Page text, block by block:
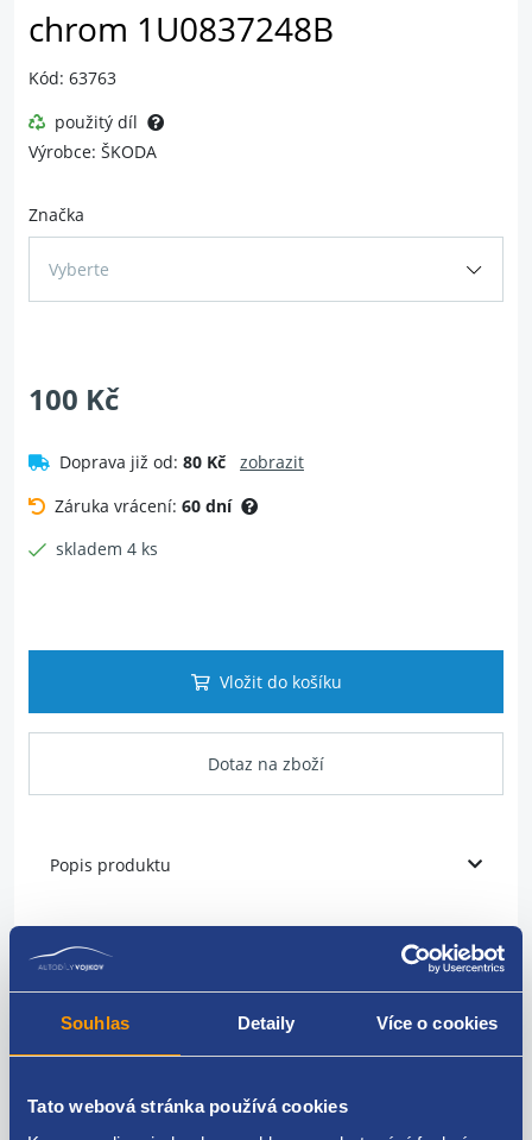
Souhlas Detaily Více o cookies
Tato webová stránka používá cookies
chrom 1U0837248B
Kód: 63763
použitý díl
Výrobce: ŠKODA
Značka
Vyberte
100 Kč
Doprava již od: 80 Kč
zobrazit
Záruka vrácení: 60 dní
skladem 4 ks
Vložit do košíku
Dotaz na zboží
Popis produktu
umístění: přední
strana: pravá